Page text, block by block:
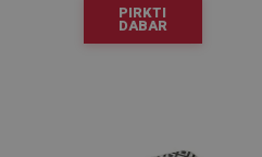
PIRKTI
DABAR